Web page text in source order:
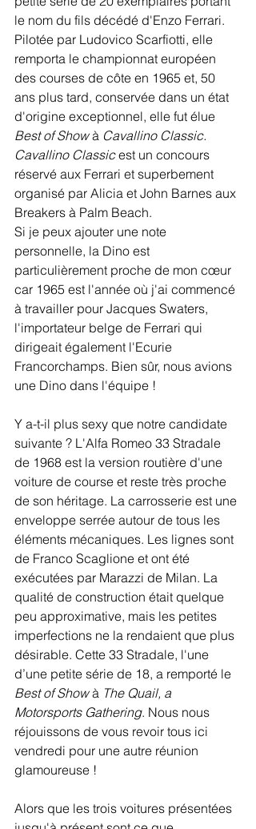
le nom du fils décédé d'Enzo Ferrari.
Pilotée par Ludovico Scarfiotti, elle
remporta le championnat européen
des courses de côte en 1965 et, 50
ans plus tard, conservée dans un état
d'origine exceptionnel, elle fut élue
Best of Show à Cavallino Classic.
Cavallino Classic est un concours
réservé aux Ferrari et superbement
organisé par Alicia et John Barnes aux
Breakers à Palm Beach.
Si je peux ajouter une note
personnelle, la Dino est
particulièrement proche de mon cœur
car 1965 est l'année où j'ai commencé
à travailler pour Jacques Swaters,
l'importateur belge de Ferrari qui
dirigeait également l'Ecurie
Francorchamps. Bien sûr, nous avions
une Dino dans l'équipe !
Y a-t-il plus sexy que notre candidate
suivante ? L'Alfa Romeo 33 Stradale
de 1968 est la version routière d'une
voiture de course et reste très proche
de son héritage. La carrosserie est une
enveloppe serrée autour de tous les
éléments mécaniques. Les lignes sont
de Franco Scaglione et ont été
exécutées par Marazzi de Milan. La
qualité de construction était quelque
peu approximative, mais les petites
imperfections ne la rendaient que plus
désirable. Cette 33 Stradale, l'une
d’une petite série de 18, a remporté le
Best of Show à The Quail, a
Motorsports Gathering. Nous nous
réjouissons de vous revoir tous ici
vendredi pour une autre réunion
glamoureuse !
Alors que les trois voitures présentées